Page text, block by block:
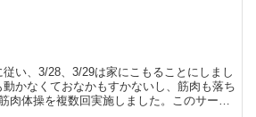
い、3/28、3/29は家にこもることにしまし
かなくておなかもすかないし、筋肉も落ち
肉体操を複数回実施しました。このサーキ